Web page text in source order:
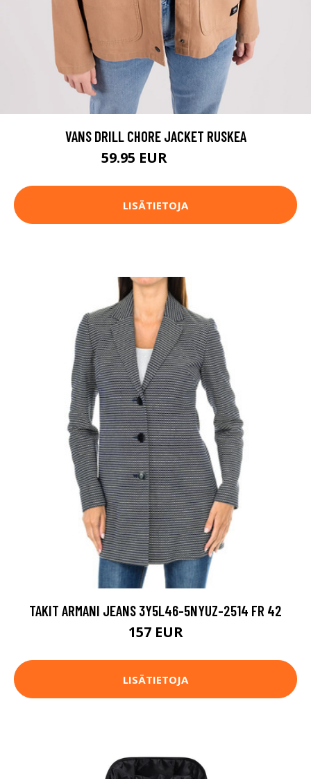
VANS DRILL CHORE JACKET RUSKEA
59.95 EUR
LISÄTIETOJA
TAKIT ARMANI JEANS 3Y5L46-5NYUZ-2514 FR 42
157 EUR
LISÄTIETOJA